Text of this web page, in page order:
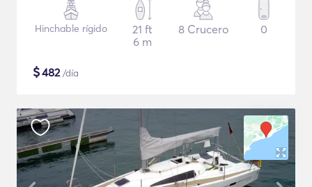
Hinchable rígido
21 ft
6 m
8 Crucero 0
$482/día